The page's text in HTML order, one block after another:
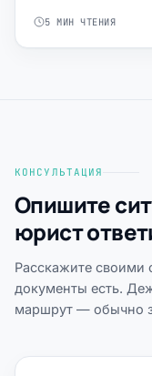
5 МИН ЧТЕНИЯ
КОНСУЛЬТАЦИЯ
Опишите
юрист
Расскажите своими
документы есть.
маршрут — обычно